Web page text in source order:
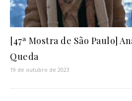
[47ª Mostra de São Paulo]
Queda
19 de outubro de 2023